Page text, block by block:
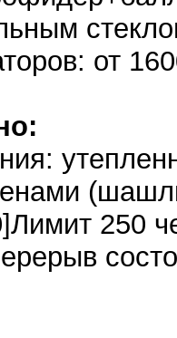
от
250